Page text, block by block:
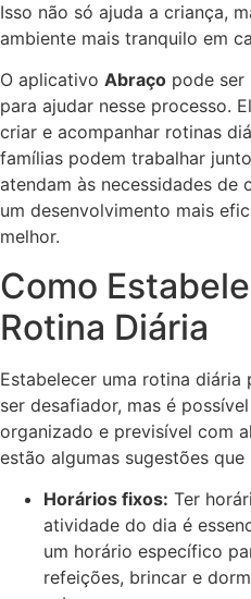
Isso não só ajuda a criança,
ambiente mais tranquilo em
O aplicativo Abraço pode ser
para ajudar nesse processo.
criar e acompanhar rotinas
famílias podem trabalhar
atendam às necessidades de
um desenvolvimento mais
melhor.
Como
Rotina Diária
Estabelecer uma rotina
ser desafiador, mas é possível
organizado e previsível com
estão algumas sugestões que
Horários fixos: Ter
atividade do dia é
um horário específico
refeições, brincar e